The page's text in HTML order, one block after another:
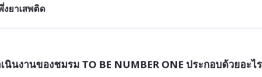
งยาเสพติด
นินงานของชมรม TO BE NUMBER ONE ประกอบด้วยอะไร